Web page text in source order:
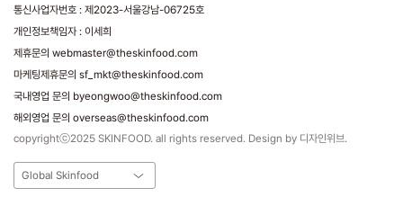
통신사업자번호 : 제2023-서울강남-06725호
개인정보책임자 : 이세희
제휴문의 webmaster@theskinfood.com
마케팅제휴문의 sf_mkt@theskinfood.com
국내영업 문의 byeongwoo@theskinfood.com
해외영업 문의 overseas@theskinfood.com
copyrightⓒ2025 SKINFOOD. all rights reserved. Design by 디자인위브.
Global Skinfood